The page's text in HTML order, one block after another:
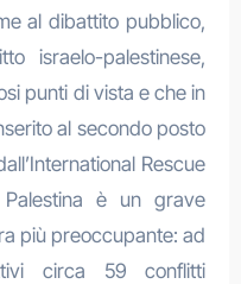
al dibattito pubblico,
israelo-palestinese,
punti di vista e che in
al secondo posto
Rescue
è un grave
più preoccupante: ad
circa 59 conflitti